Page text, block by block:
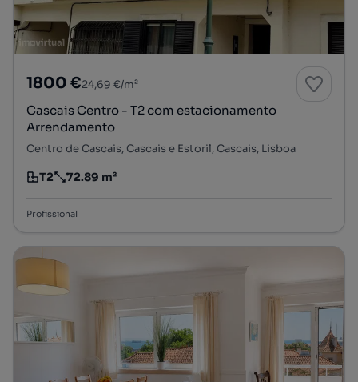
1800 €24,69 €/m²
Cascais Centro - T2 com estacionamento
Arrendamento
Centro de Cascais, Cascais e Estoril, Cascais, Lisboa
Tipologia
T2
Preço por metro quadrado
72.89 m²
Profissional